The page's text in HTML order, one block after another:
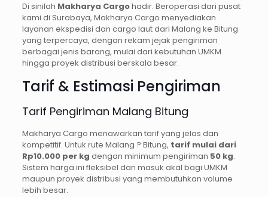
Di sinilah Makharya Cargohadir. Beroperasi dari pusat
kami di Surabaya, Makharya Cargo menyediakan
layanan ekspedisi dan cargo laut dari Malang ke Bitung
yang terpercaya, dengan rekam jejak pengiriman
berbagai jenis barang, mulai dari kebutuhan UMKM
hingga proyek distribusi berskala besar.
Tarif & Estimasi Pengiriman
Tarif Pengiriman Malang Bitung
Makharya Cargo menawarkan tarif yang jelas dan
kompetitif. Untuk rute Malang ? Bitung, tarif mulai dari
Rp10.000 per kg dengan minimum pengiriman 50 kg.
Sistem harga ini fleksibel dan masuk akal bagi UMKM
maupun proyek distribusi yang membutuhkan volume
lebih besar.